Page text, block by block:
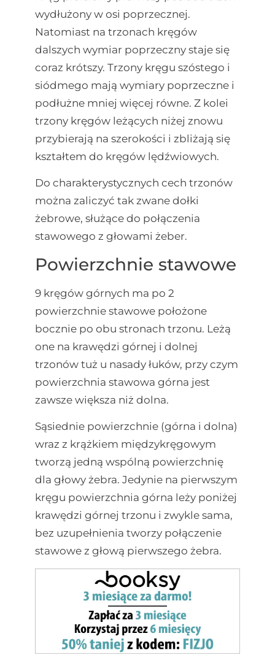
wydłużony w osi poprzecznej.
Natomiast na trzonach kręgów
dalszych wymiar poprzeczny staje się
coraz krótszy. Trzony kręgu szóstego i
siódmego mają wymiary poprzeczne i
podłużne mniej więcej równe. Z kolei
trzony kręgów leżących niżej znowu
przybierają na szerokości i zbliżają się
kształtem do kręgów lędźwiowych.
Do charakterystycznych cech trzonów
można zaliczyć tak zwane dołki
żebrowe, służące do połączenia
stawowego z głowami żeber.
Powierzchnie stawowe
9 kręgów górnych ma po 2
powierzchnie stawowe położone
bocznie po obu stronach trzonu. Leżą
one na krawędzi górnej i dolnej
trzonów tuż u nasady łuków, przy czym
powierzchnia stawowa górna jest
zawsze większa niż dolna.
Sąsiednie powierzchnie (górna i dolna)
wraz z krążkiem międzykręgowym
tworzą jedną wspólną powierzchnię
dla głowy żebra. Jedynie na pierwszym
kręgu powierzchnia górna leży poniżej
krawędzi górnej trzonu i zwykle sama,
bez uzupełnienia tworzy połączenie
stawowe z głową pierwszego żebra.